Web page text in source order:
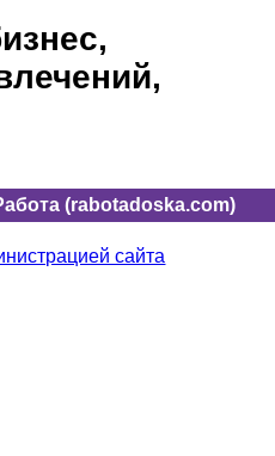
(rabotadoska.com)
сайта